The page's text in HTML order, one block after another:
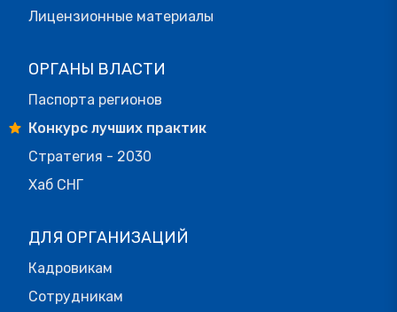
Лицензионные материалы
ОРГАНЫ ВЛАСТИ
Паспорта регионов
Конкурс лучших практик
Стратегия - 2030
Хаб СНГ
ДЛЯ ОРГАНИЗАЦИЙ
Кадровикам
Сотрудникам